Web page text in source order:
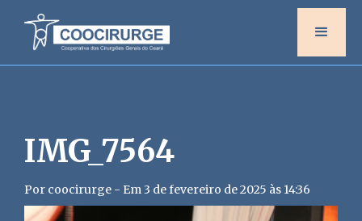
IMG_7564
Por coocirurge - Em 3 de fevereiro de 2025 às 14:36